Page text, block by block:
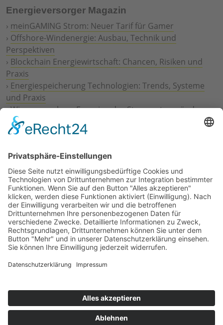
Energieversorger Magazin
› meinGAMING Strom: Neuer Tarif für Gamer
› Offshore-Windenergie: Ausbau, Technik und
Perspektiven
› Blockchain Energiewirtschaft: Chancen, Risiken und
Praxis
› Energiespeicherung Technologien: Trends, Systeme
und Praxis
›Wie erneuerbare Energien das Stromnetz verändern
Digitalisierung Energiewirtschaft: Effizienz, Netze und
Prozesse
Geschäftsmodelle
›Vorstandswechsel Westenergie: Böddeling übernimmt
befristet
›Wasserstoff-Hochlauf: Dialog, Infrastruktur und
konkrete Schritte
›Solaranlage Regenbogenfarben: FC St. Pauli und
LichtBlick installieren erste weltweite Anlage
Jetzt an der STUDIE360 teilnehmen
Wir möchten Transparenz mit einheitlichen Kriterien
kostenlose Teilnahme wichtig. Die Ergebnisse werden
umgehend nach Teilnahme und Auswertung auf
unserer Webseite zur Verfügung gestellt.